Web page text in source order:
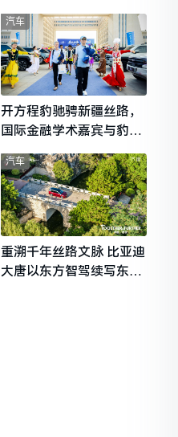
L
开方程豹驰骋新疆丝路，
国际金融学术嘉宾与豹友
共赴山海热爱
汽车
重溯千年丝路文脉 比亚迪
大唐以东方智驾续写东西
汽车